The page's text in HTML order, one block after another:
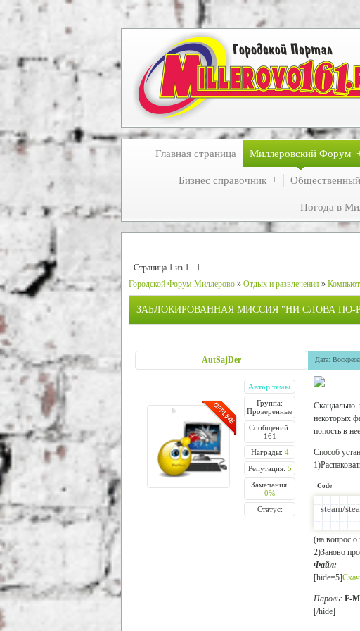
Главная страница Миллеровский Форум
Бизнес справочник
Погода в
Страница 1 из 1
1
Городской Форум Миллерово » Отдых и развлечения »
ЗАБЛОКИРОВАННАЯ МИССИЯ "НИ СЛОВА ПО-
AutSajDer Дата:
Автор темы
Группа:
Проверенные
Сообщений:
161
Награды: 4
Репутация: 5
Замечания:
0%
Статус:
некоторых
попость в
Способ
Code
steam/
(на вопрос о
2)Заново
Файл:
[hide=5]
Пароль: F-
[/hide]